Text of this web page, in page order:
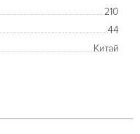
210
44
Китай